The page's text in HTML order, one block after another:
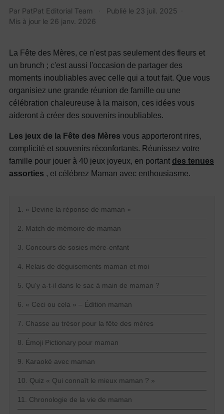
Par PatPat Editorial Team Publié le 23 juil. 2025
Mis à jour le 26 janv. 2026
La Fête des Mères, ce n'est pas seulement des fleurs et
un brunch ; c'est aussi l'occasion de partager des
moments inoubliables avec celle qui a tout fait. Que vous
organisiez une grande réunion de famille ou une
célébration chaleureuse à la maison, ces idées vous
aideront à créer des souvenirs inoubliables.
Les jeux de la Fête des Mères vous apporteront rires,
complicité et souvenirs réconfortants. Réunissez votre
famille pour jouer à 40 jeux joyeux, en portant des tenues
assorties , et célébrez Maman avec enthousiasme.
1. « Devine la réponse de maman »
2. Match de mémoire de maman
3. Concours de sosies mère-enfant
4. Relais de déguisements maman et moi
5. Qu'y a-t-il dans le sac à main de maman ?
6. « Ceci ou cela » – Édition maman
7. Chasse au trésor pour la fête des mères
8. Émoji Pictionary pour maman
9. Karaoké avec maman
10. Quiz « Qui connaît le mieux maman ? »
11. Chronologie de la vie de maman